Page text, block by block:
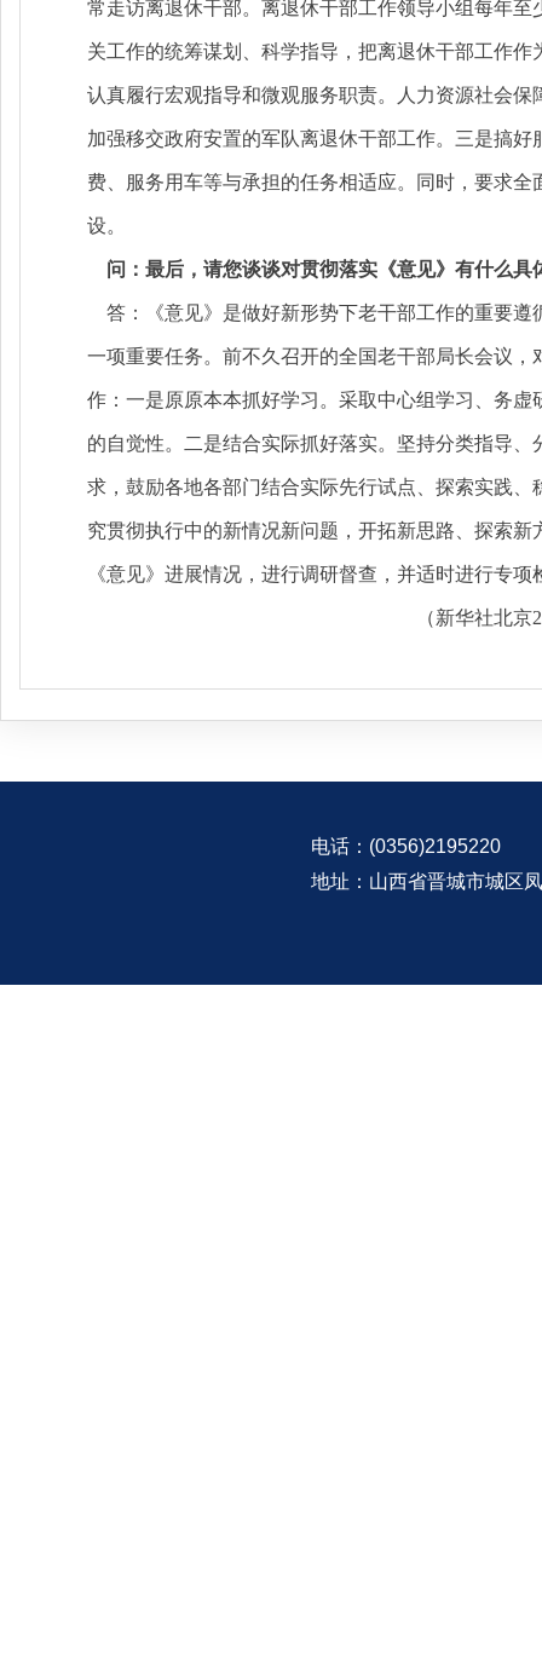
常走访离退休干部。离退休干部工作领导小组每年
关工作的统筹谋划、科学指导，把离退休干部工作
认真履行宏观指导和微观服务职责。人力资源社会
加强移交政府安置的军队离退休干部工作。三是搞
费、服务用车等与承担的任务相适应。同时，要求
设。
问：最后，请您谈谈对贯彻落实《意见》有什么具
答：《意见》是做好新形势下老干部工作的重要遵
一项重要任务。前不久召开的全国老干部局长会议
作：一是原原本本抓好学习。采取中心组学习、务
的自觉性。二是结合实际抓好落实。坚持分类指导
求，鼓励各地各部门结合实际先行试点、探索实践
究贯彻执行中的新情况新问题，开拓新思路、探索
《意见》进展情况，进行调研督查，并适时进行专项
（新华社北京2月4
电话：(0356)2195220
地址：山西省晋城市城区